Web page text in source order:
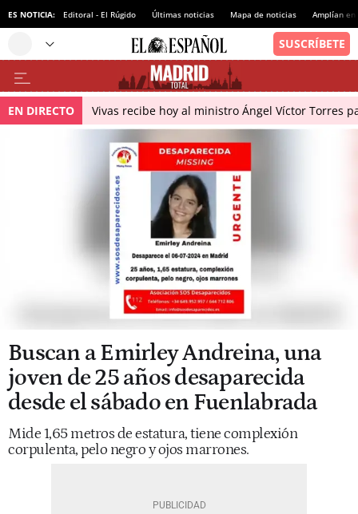
ES NOTICIA: Editoral - El Rúgido Últimas noticias Mapa de noticias Amplían
EN DIRECTO Vivas recibe hoy al ministro Ángel Víctor Torres
Buscan a Emirley Andreina, una
joven de 25 años desaparecida
desde el sábado en Fuenlabrada
Mide 1,65 metros de estatura, tiene complexión
corpulenta, pelo negro y ojos marrones.